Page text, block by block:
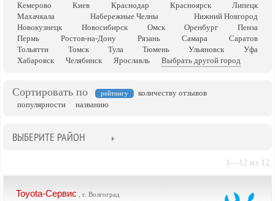
Кемерово
Киев Краснодар Красноярск
Липецк
Махачкала
Набережные Челны
Нижний Новгород
Новокузнецк
Новосибирск Омск Оренбург
Пенза
Пермь
Ростов-на-Дону Рязань Самара
Саратов
Тольятти
Томск Тула Тюмень Ульяновск
Уфа
Хабаровск
Челябинск Ярославль Выбрать другой город
Сортировать по рейтингу
количеству отзывов
популярности
названию
ВЫБЕРИТЕ РАЙОН
1—12 из 12.
Toyota-Сервис , г. Волгоград